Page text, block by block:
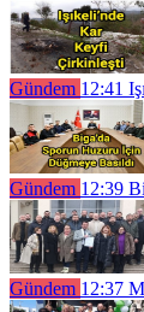
Gündem 12:41
Gündem 12:39
Gündem 12:37